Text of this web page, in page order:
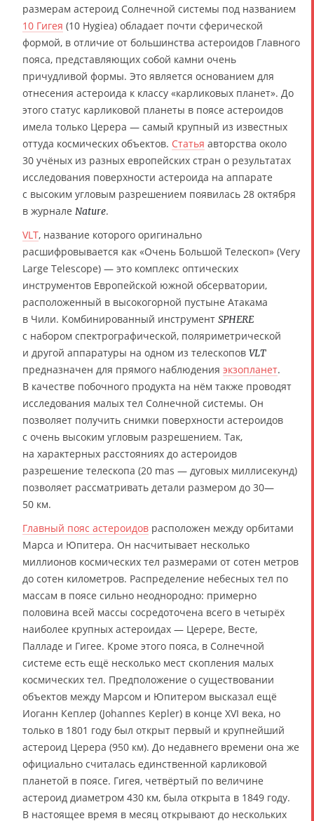
размерам астероид Солнечной системы под названием
10 Гигея (10 Hygiea) обладает почти сферической
формой, в отличие от большинства астероидов Главного
пояса, представляющих собой камни очень
причудливой формы. Это является основанием для
отнесения астероида к классу «карликовых планет». До
этого статус карликовой планеты в поясе астероидов
имела только Церера — самый крупный из известных
оттуда космических объектов. Статья авторства около
30 учёных из разных европейских стран о результатах
исследования поверхности астероида на аппарате
с высоким угловым разрешением появилась 28 октября
в журнале Nature.
VLT, название которого оригинально
расшифровывается как «Очень Большой Телескоп» (Very
Large Telescope) — это комплекс оптических
инструментов Европейской южной обсерватории,
расположенный в высокогорной пустыне Атакама
в Чили. Комбинированный инструмент SPHERE
с набором спектрографической, поляриметрической
и другой аппаратуры на одном из телескопов VLT
предназначен для прямого наблюдения экзопланет.
В качестве побочного продукта на нём также проводят
исследования малых тел Солнечной системы. Он
позволяет получить снимки поверхности астероидов
с очень высоким угловым разрешением. Так,
на характерных расстояниях до астероидов
разрешение телескопа (20 mas — дуговых миллисекунд)
позволяет рассматривать детали размером до 30—
50 км.
Главный пояс астероидов расположен между орбитами
Марса и Юпитера. Он насчитывает несколько
миллионов космических тел размерами от сотен метров
до сотен километров. Распределение небесных тел по
массам в поясе сильно неоднородно: примерно
половина всей массы сосредоточена всего в четырёх
наиболее крупных астероидах — Церере, Весте,
Палладе и Гигее. Кроме этого пояса, в Солнечной
системе есть ещё несколько мест скопления малых
космических тел. Предположение о существовании
объектов между Марсом и Юпитером высказал ещё
Иоганн Кеплер (Johannes Kepler) в конце XVI века, но
только в 1801 году был открыт первый и крупнейший
астероид Церера (950 км). До недавнего времени она же
официально считалась единственной карликовой
планетой в поясе. Гигея, четвёртый по величине
астероид диаметром 430 км, была открыта в 1849 году.
В настоящее время в месяц открывают до нескольких